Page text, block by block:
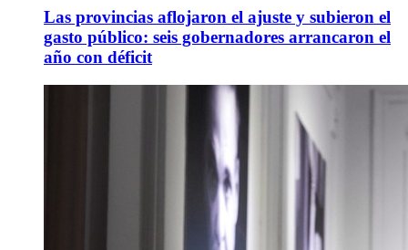
Las provincias aflojaron el ajuste y subieron el
gasto público: seis gobernadores arrancaron el
año con déficit